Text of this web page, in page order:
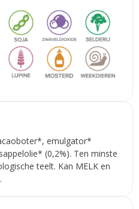
emulgator*
(0,2%). Ten minste
teelt. Kan MELK en